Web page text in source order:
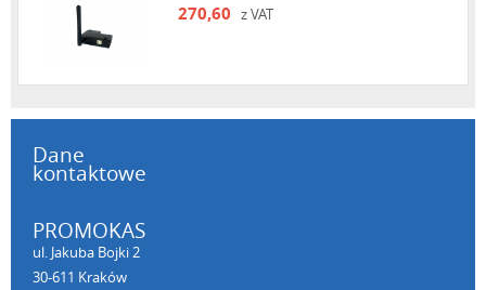
270,60 z VAT
Dane
kontaktowe
PROMOKAS
ul. Jakuba Bojki 2
30-611 Kraków